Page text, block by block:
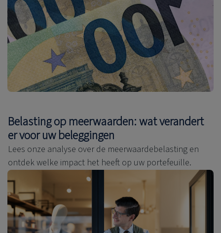
Belasting op meerwaarden: wat verandert
er voor uw beleggingen
Lees onze analyse over de meerwaardebelasting en
ontdek welke impact het heeft op uw portefeuille.